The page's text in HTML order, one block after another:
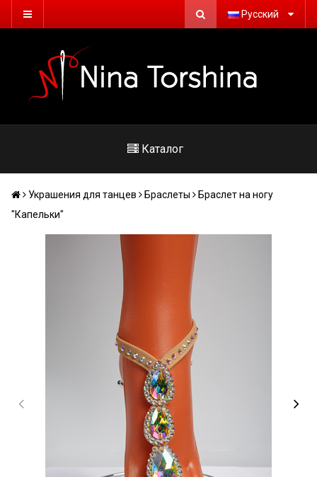
Русский
Каталог
Украшения для танцев Браслеты
Браслет на ногу
"Капельки"